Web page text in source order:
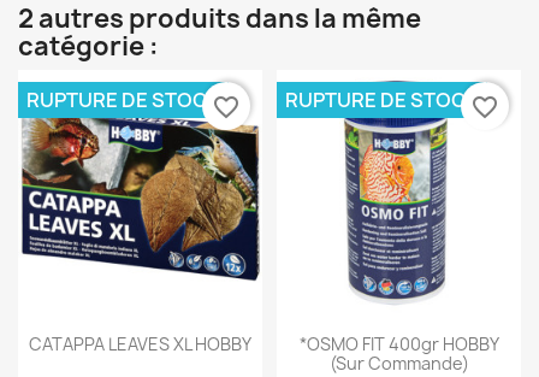
2 autres produits dans la même
catégorie :
CATAPPA LEAVES XL HOBBY
RUPTURE DE STOCKfavorite_border
*OSMO FIT 400gr HOBBY
(sur Commande)
RUPTURE DE STOCKfavorite_border